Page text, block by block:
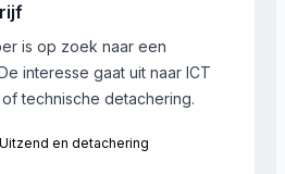
is op zoek naar een
interesse gaat uit naar ICT
technische detachering.
Uitzend en detachering